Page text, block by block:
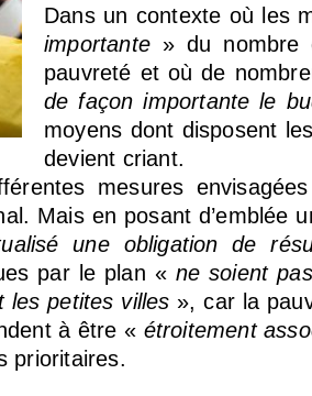
Dans un contexte où les
importante » du nombre
pauvreté et où de
de façon importante le
moyens dont disposent
devient criant.
mesures
Mais en posant d’emblée
une obligation de
par le plan « ne soient
les petites villes », car la
à être « étroitement
prioritaires.